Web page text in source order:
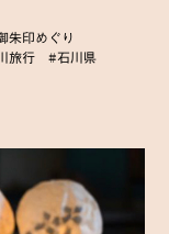
朱印めぐり
旅行
#石川県